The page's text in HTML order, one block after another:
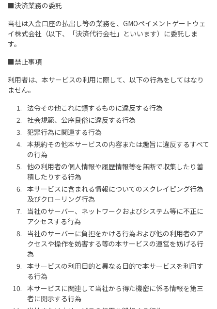
■決済業務の委託
当社は入金口座の払出し等の業務を、GMOペイメントゲートウェ
イ株式会社（以下、「決済代行会社」といいます）に委託しま
す。
■禁止事項
利用者は、本サービスの利用に際して、以下の行為をしてはなり
ません。
法令その他これに類するものに違反する行為
社会規範、公序良俗に違反する行為
犯罪行為に関連する行為
本規約その他本サービスの内容または趣旨に違反するすべて
の行為
他の利用者の個人情報や履歴情報等を無断で収集したり蓄
積したりする行為
本サービスに含まれる情報についてのスクレイピング行為
及びクローリング行為
当社のサーバー、ネットワークおよびシステム等に不正に
アクセスする行為
当社のサーバーに負担をかける行為および他の利用者のア
クセスや操作を妨害する等の本サービスの運営を妨げる行
為
本サービスの利用目的と異なる目的で本サービスを利用す
る行為
本サービスに関連して当社から得た機密に係る情報を第三
者に開示する行為